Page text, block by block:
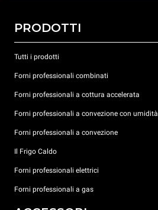
PRODOTTI
Tutti i prodotti
Forni professionali combinati
Forni professionali a cottura accelerata
Forni professionali a convezione con umidità
Forni professionali a convezione
Il Frigo Caldo
Forni professionali elettrici
Forni professionali a gas